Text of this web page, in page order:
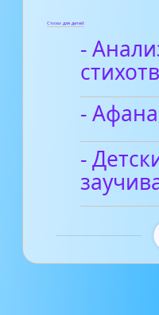
Стихи для детей
-
-
-